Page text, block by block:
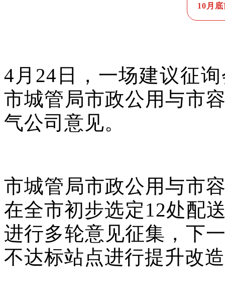
10月
4月24日，一场建议征
市城管局市政公用与市
气公司意见。
市城管局市政公用与市
在全市初步选定12处配
进行多轮意见征集，下
不达标站点进行提升改